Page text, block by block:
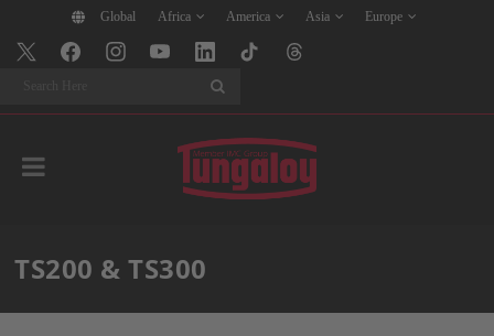
Global Africa America Asia Europe
TS200 & TS300